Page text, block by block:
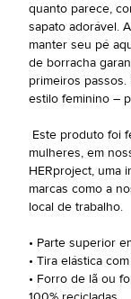
quanto parece,
sapato adorável.
manter seu pé
de borracha
primeiros
estilo feminino –
Este produto foi
mulheres, em
HERproject, uma
marcas como a
local de trabalho.
• Parte superior
• Tira elástica
• Forro de lã ou